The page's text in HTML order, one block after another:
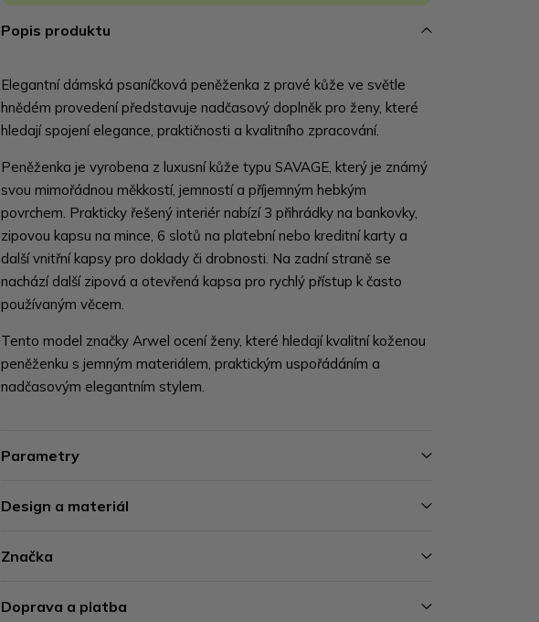
Popis produktu
Elegantní dámská psaníčková peněženka z pravé kůže ve světle
hnědém provedení představuje nadčasový doplněk pro ženy, které
hledají spojení elegance, praktičnosti a kvalitního zpracování.
Peněženka je vyrobena z luxusní kůže typu SAVAGE, který je známý
svou mimořádnou měkkostí, jemností a příjemným hebkým
povrchem. Prakticky řešený interiér nabízí 3 přihrádky na bankovky,
zipovou kapsu na mince, 6 slotů na platební nebo kreditní karty a
další vnitřní kapsy pro doklady či drobnosti. Na zadní straně se
nachází další zipová a otevřená kapsa pro rychlý přístup k často
používaným věcem.
Tento model značkyArwel ocení ženy, které hledají kvalitní koženou
peněženku s jemným materiálem, praktickým uspořádáním a
nadčasovým elegantním stylem.
Parametry
Design a materiál
Značka
Doprava a platba